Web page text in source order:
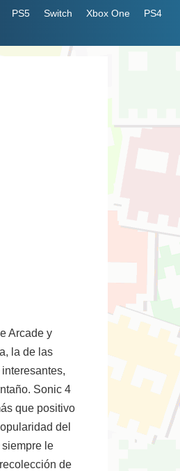
PS5 Switch Xbox One
PS4
Arcade y
la de las
Sonic 4
que positivo
del
le
de